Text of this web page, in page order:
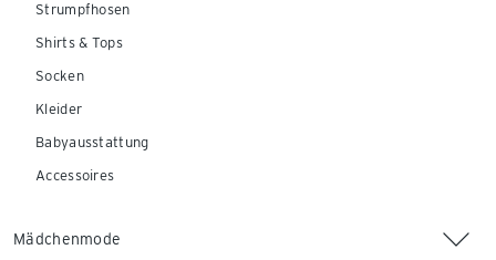
Strumpfhosen
Shirts & Tops
Socken
Kleider
Babyausstattung
Accessoires
Mädchenmode